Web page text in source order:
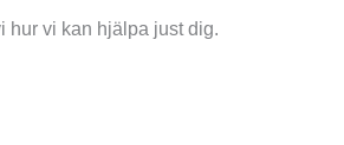
hur vi kan hjälpa just dig.